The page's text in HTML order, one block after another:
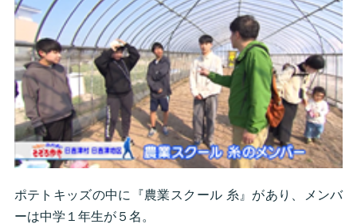
ポテトキッズの中に『農業スクール 糸』があり、メンバ
ーは中学１年生が５名。